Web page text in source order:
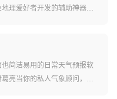
理爱好者开发的辅助神器，
的山峰。
简洁易用的日常天气预报软
亮当你的私人气象顾问，它